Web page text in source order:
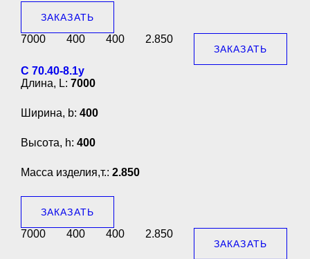
ЗАКАЗАТЬ
7000 400 400 2.850
ЗАКАЗАТЬ
С 70.40-8.1у
Длина, L: 7000
Ширина, b: 400
Высота, h: 400
Масса изделия,т.: 2.850
ЗАКАЗАТЬ
7000 400 400 2.850
ЗАКАЗАТЬ